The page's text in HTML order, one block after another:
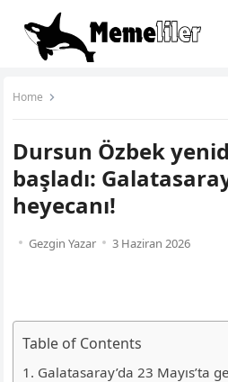
Home
Dursun Özbek
başladı:
heyecanı!
Gezgin Yazar 3 Haziran 2026
Table of Contents
Galatasaray’da 23 Mayıs’ta